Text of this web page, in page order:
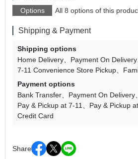
Options All 8 options of this
Shipping & Payment
Shipping options
Home Delivery
Payment On Delivery
7-11 Convenience Store Pickup
Payment options
Bank Transfer
Payment On Delivery
Pay & Pickup at 7-11
Pay & Pickup
Credit Card
Share